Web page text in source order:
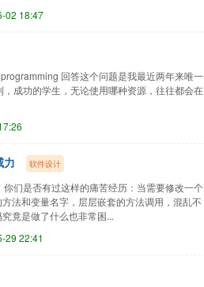
02 18:47
回答这个问题是我最近两年来唯一
成功的学生，无论使用哪种资源，往往都会在
力 软件设计
们是否有过这样的痛苦经历：当需要修改一个
法和变量名字，层层嵌套的方法调用，混乱不
竟是做了什么也非常困...
29 22:41